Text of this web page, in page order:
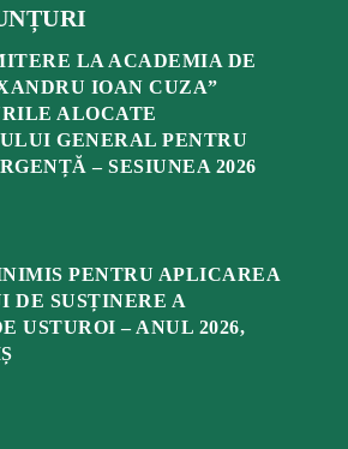
LA ACADEMIA DE
IOAN CUZA”
ALOCATE
GENERAL PENTRU
– SESIUNEA 2026
PENTRU APLICAREA
DE SUSȚINERE A
USTUROI – ANUL 2026,